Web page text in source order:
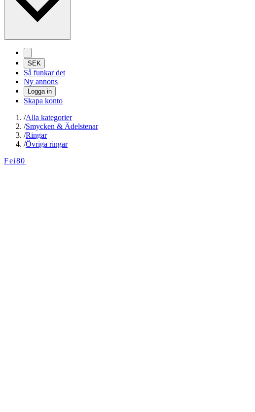
SEK
Så funkar det
Ny annons
Logga in
Skapa konto
/Alla kategorier
/Smycken & Ädelstenar
/Ringar
/Övriga ringar
Fei80